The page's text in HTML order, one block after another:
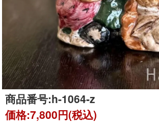
商品番号:h-1064-z
価格:7,800円(税込)